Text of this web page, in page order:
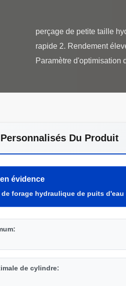
perçage de petite taille
rapide 2. Rendement
Du Produit
évidence
forage hydraulique de puits d'eau
de cylindre: